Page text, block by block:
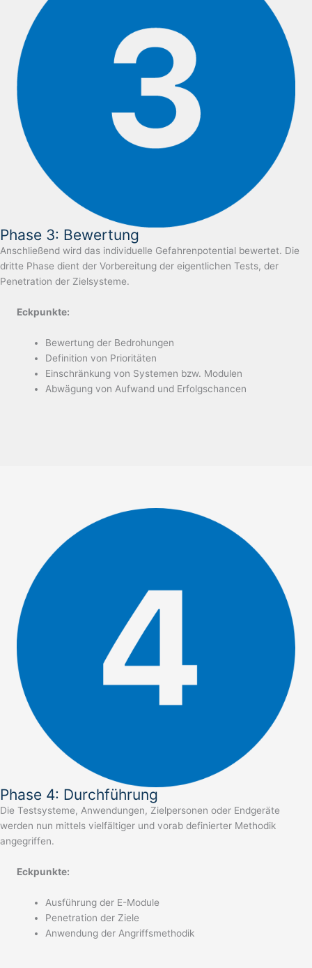
Phase 3: Bewertung
Anschließend wird das individuelle Gefahrenpotential bewertet. Die
dritte Phase dient der Vorbereitung der eigentlichen Tests, der
Penetration der Zielsysteme.
Eckpunkte:
Bewertung der Bedrohungen
Definition von Prioritäten
Einschränkung von Systemen bzw. Modulen
Abwägung von Aufwand und Erfolgschancen
Phase 4: Durchführung
Die Testsysteme, Anwendungen, Zielpersonen oder Endgeräte
werden nun mittels vielfältiger und vorab definierter Methodik
angegriffen.
Eckpunkte:
Ausführung der E-Module
Penetration der Ziele
Anwendung der Angriffsmethodik